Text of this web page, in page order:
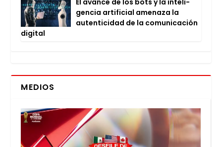
gen­cia arti­fi­cial ame­na­za la
auten­ti­ci­dad de la comu­ni­ca­ción
digi­tal
MEDIOS